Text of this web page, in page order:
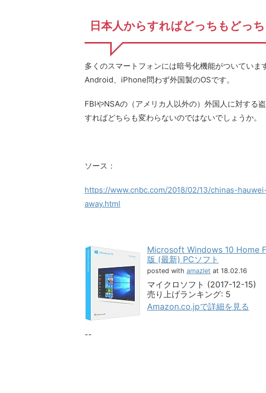
日本人からすればどっちもどっち
多くのスマートフォンには暗号化機能がついてい
Android、iPhone問わず外国製のOSです。
FBIやNSAの（アメリカ人以外の）外国人に対する
すればどちらも変わらないのではないでしょうか。
ソース：
https://www.cnbc.com/2018/02/13/chinas-
away.html
Microsoft Windows 10 Home
版 (最新) PCソフト
posted with amazlet at 18.02.16
マイクロソフト (2017-12-15)
売り上げランキング: 5
Amazon.co.jpで詳細を見る
--